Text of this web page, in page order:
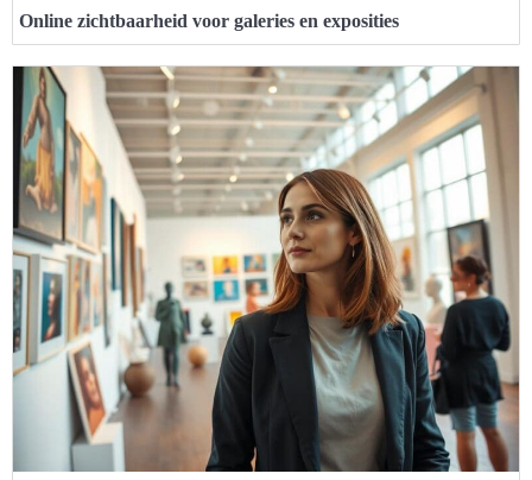
Online zichtbaarheid voor galeries en exposities